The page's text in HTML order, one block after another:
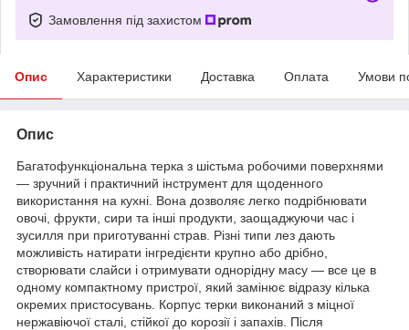
Замовлення під захистом
Опис Характеристики Доставка Оплата Умови
Опис
Багатофункціональна терка з шістьма робочими поверхнями
— зручний і практичний інструмент для щоденного
використання на кухні. Вона дозволяє легко подрібнювати
овочі, фрукти, сири та інші продукти, заощаджуючи час і
зусилля при приготуванні страв. Різні типи лез дають
можливість натирати інгредієнти крупно або дрібно,
створювати слайси і отримувати однорідну масу — все це в
одному компактному пристрої, який замінює відразу кілька
окремих пристосувань. Корпус терки виконаний з міцної
нержавіючої сталі, стійкої до корозії і запахів. Після